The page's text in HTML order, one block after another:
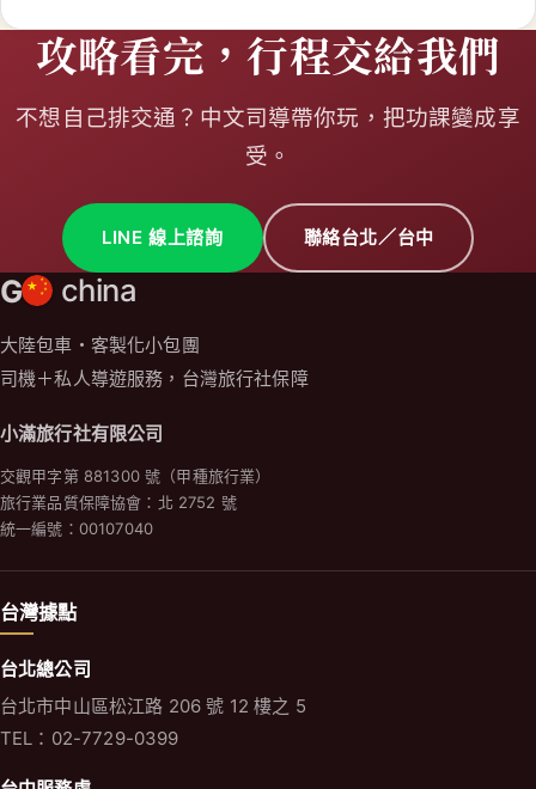
攻略看完，行程交給我們
不想自己排交通？中文司導帶你玩，把功課變成享
受。
LINE 線上諮詢 聯絡台北／台中
G china
大陸包車・客製化小包團
司機＋私人導遊服務，台灣旅行社保障
小滿旅行社有限公司
交觀甲字第 881300 號（甲種旅行業）
旅行業品質保障協會：北 2752 號
統一編號：00107040
台灣據點
台北總公司
台北市中山區松江路 206 號 12 樓之 5
TEL：02-7729-0399